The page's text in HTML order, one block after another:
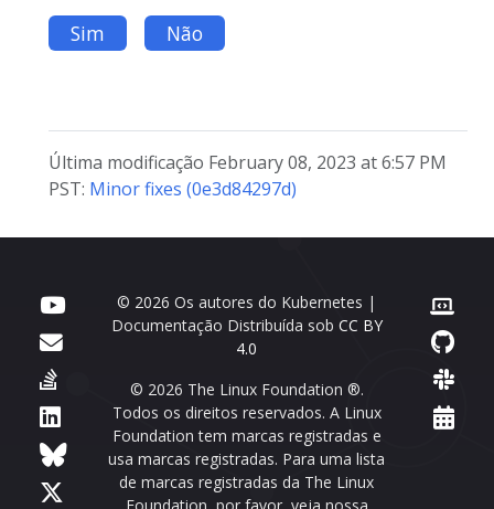
Sim Não
Última modificação February 08, 2023 at 6:57 PM
PST: Minor fixes (0e3d84297d)
© 2026 Os autores do Kubernetes |
Documentação Distribuída sob CC BY
4.0
© 2026 The Linux Foundation ®.
Todos os direitos reservados. A Linux
Foundation tem marcas registradas e
usa marcas registradas. Para uma lista
de marcas registradas da The Linux